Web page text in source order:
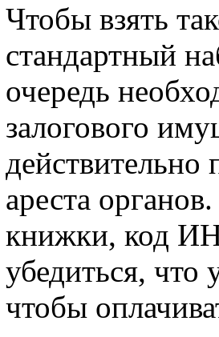
Чтобы взять
стандартный
очередь
залогового
ареста
книжки, код
убедиться, что
чтобы